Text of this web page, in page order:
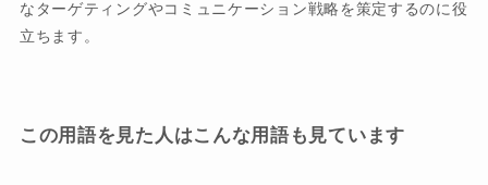
なターゲティングやコミュニケーション戦略を策定するのに役
立ちます。
この用語を見た人はこんな用語も見ています